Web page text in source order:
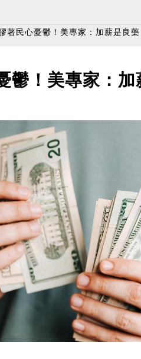
著民心憂鬱！美專家：加薪是良藥
鬱！美專家：加